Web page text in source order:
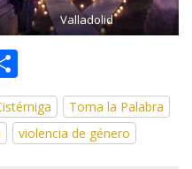
Valladolid
o
m
p
Toma la Palabra
violencia de género